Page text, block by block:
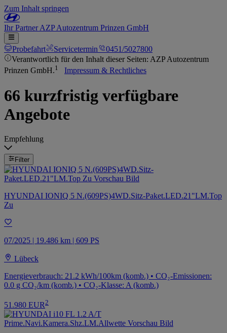
Zum Inhalt springen
IhrPartnerAZP Autozentrum Prinzen GmbH
Probefahrt Servicetermin
0451/5027800
Verantwortlich für den Inhalt dieser Seiten: AZP Autozentrum
Prinzen GmbH.1 Impressum & Rechtliches
66 kurzfristig verfügbare
Angebote
Empfehlung
Filter
HYUNDAI IONIQ 5 N.(609PS)4WD.Sitz-Paket.LED.21"LM.Top
Zu
07/2025 | 19.486 km | 609 PS
Lübeck
Energieverbrauch: 21.2 kWh/100km (komb.) • CO₂-Emissionen:
0.0 g CO₂/km (komb.) • CO₂-Klasse: A (komb.)
51.980 EUR 2